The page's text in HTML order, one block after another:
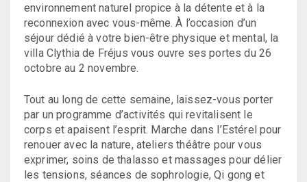
environnement naturel propice à la détente et à la
reconnexion avec vous-même. À l’occasion d’un
séjour dédié à votre bien-être physique et mental, la
villa Clythia de Fréjus vous ouvre ses portes du 26
octobre au 2 novembre.
Tout au long de cette semaine, laissez-vous porter
par un programme d’activités qui revitalisent le
corps et apaisent l’esprit. Marche dans l’Estérel pour
renouer avec la nature, ateliers théâtre pour vous
exprimer, soins de thalasso et massages pour délier
les tensions, séances de sophrologie, Qi gong et